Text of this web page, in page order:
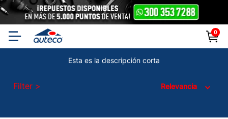
0
Esta es la descripción corta
Filter Relevancia